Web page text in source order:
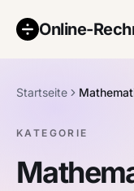
Online-
Startseite
KATEGORIE